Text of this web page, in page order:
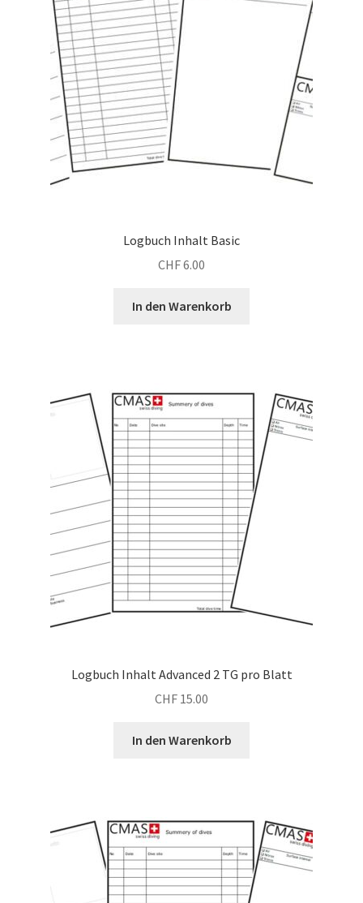
Logbuch Inhalt Basic
CHF6.00
In den Warenkorb
Logbuch Inhalt Advanced 2 TG pro Blatt
CHF 15.00
In den Warenkorb